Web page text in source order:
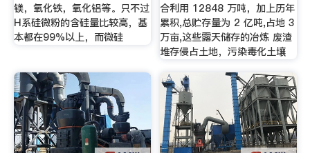
镁，氧化铁，氧化铝等。只不过
H系硅微粉的含硅量比较高，基
本都在99%以上，而微硅
合利用 12848 万吨，加上历年
累积,总贮存量为 2 亿吨,占地 3
万亩,这些露天储存的冶炼 废渣
堆存侵占土地，污染毒化土壤